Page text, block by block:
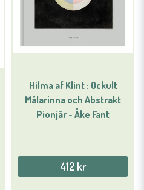
Hilma af Klint : Ockult
Målarinna och Abstrakt
Pionjär - Åke Fant
412 kr